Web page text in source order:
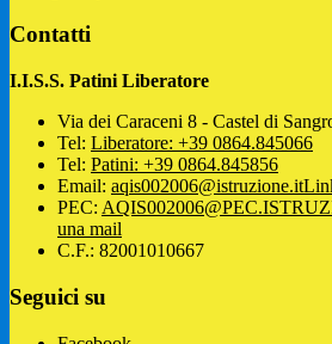
Contatti
I.I.S.S. Patini Liberatore
Via dei Caraceni 8 - Castel di
Tel: Liberatore: +39 0864.845066
Tel: Patini: +39 0864.845856
Email: aqis002006@istruzione.it
PEC:
una mail
C.F.: 82001010667
Seguici su